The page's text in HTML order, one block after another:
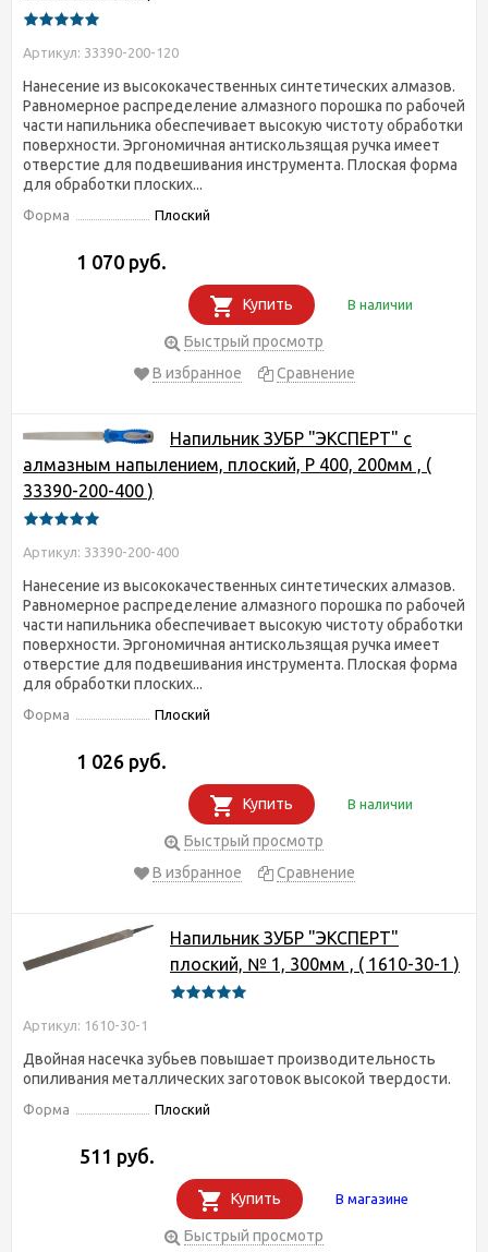
Артикул: 33390-200-120
Нанесение из высококачественных синтетических алмазов.
Равномерное распределение алмазного порошка по рабочей
части напильника обеспечивает высокую чистоту обработки
поверхности. Эргономичная антискользящая ручка имеет
отверстие для подвешивания инструмента. Плоская форма
для обработки плоских...
Форма Плоский
1 070 руб.
Купить В наличии
Быстрый просмотр
В избранное
Сравнение
Напильник ЗУБР "ЭКСПЕРТ" с
алмазным напылением, плоский, P 400, 200мм , (
33390-200-400 )
Артикул: 33390-200-400
Нанесение из высококачественных синтетических алмазов.
Равномерное распределение алмазного порошка по рабочей
части напильника обеспечивает высокую чистоту обработки
поверхности. Эргономичная антискользящая ручка имеет
отверстие для подвешивания инструмента. Плоская форма
для обработки плоских...
Форма Плоский
1 026 руб.
Купить В наличии
Быстрый просмотр
В избранное
Сравнение
Напильник ЗУБР "ЭКСПЕРТ"
плоский, № 1, 300мм , ( 1610-30-1 )
Артикул: 1610-30-1
Двойная насечка зубьев повышает производительность
опиливания металлических заготовок высокой твердости.
Форма Плоский
511 руб.
Купить В магазине
Быстрый просмотр